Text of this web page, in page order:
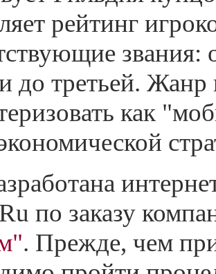
рейтинг
звания:
до третьей.
как
по заказу
. Прежде, чем